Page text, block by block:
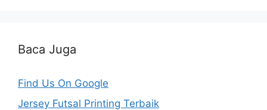
Baca Juga
Find Us On Google
Jersey Futsal Printing Terbaik